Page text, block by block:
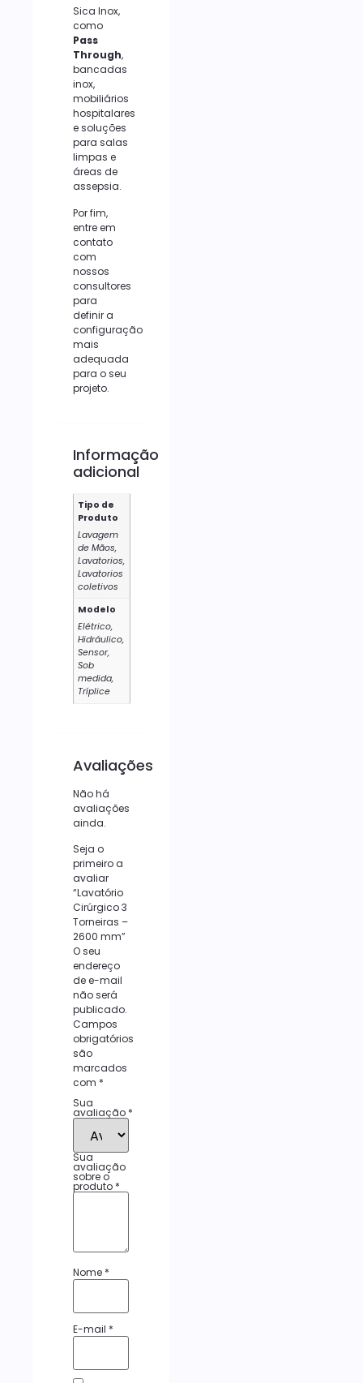
Sica Inox,
como
Pass
Through,
bancadas
inox,
mobiliários
hospitalares
e soluções
para salas
limpas e
áreas de
assepsia.
Por fim,
entre em
contato
com
nossos
consultores
para
definir a
configuração
mais
adequada
para o seu
projeto.
Informação
adicional
Tipo de
Produto
Lavagem
de Mãos,
Lavatorios,
Lavatorios
coletivos
Modelo
Elétrico,
Hidráulico,
Sensor,
Sob
medida,
Tríplice
Avaliações
Não há
avaliações
ainda.
Seja o
primeiro a
avaliar
“Lavatório
Cirúrgico 3
Torneiras –
2600 mm”
O seu
endereço
de e-mail
não será
publicado.
Campos
obrigatórios
são
marcados
com *
Sua
avaliação *
Sua
avaliação
sobre o
produto *
Nome *
E-mail *